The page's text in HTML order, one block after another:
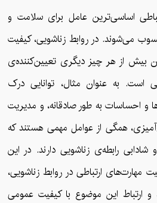
اساسی‌ترین عامل برای سلامت و
می‌شوند. در روابط زناشویی، کیفیت
بیش از هر چیز دیگری تعیین‌کننده‌ی
است. به عنوان مثال، توانایی درک
و احساسات به طور صادقانه، و مدیریت
همگی از عوامل مهمی هستند که
رابطه‌ی زناشویی دارند. در این
مهارت‌های ارتباطی در روابط زناشویی،
و ارتباط این موضوع با کیفیت عمومی